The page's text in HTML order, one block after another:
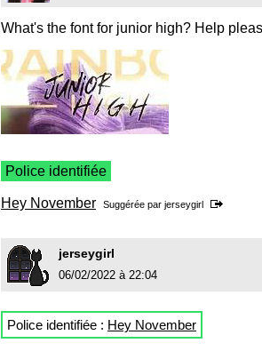
What's the font for junior high? Help
Police identifiée
Hey November Suggérée par jerseygirl
jerseygirl
06/02/2022 à 22:04
Police identifiée : Hey November